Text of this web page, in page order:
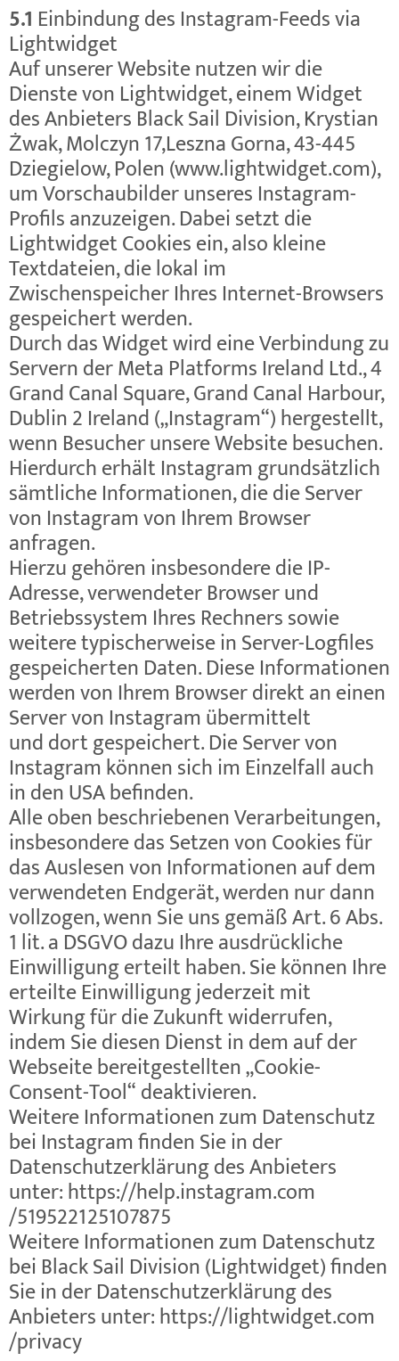
5.1 Einbindung des Instagram-Feeds via
Lightwidget
Auf unserer Website nutzen wir die
Dienste von Lightwidget, einem Widget
des Anbieters Black Sail Division, Krystian
Żwak, Molczyn 17,Leszna Gorna, 43-445
Dziegielow, Polen (www.lightwidget.com),
um Vorschaubilder unseres Instagram-
Profils anzuzeigen. Dabei setzt die
Lightwidget Cookies ein, also kleine
Textdateien, die lokal im
Zwischenspeicher Ihres Internet-Browsers
gespeichert werden.
Durch das Widget wird eine Verbindung zu
Servern der Meta Platforms Ireland Ltd., 4
Grand Canal Square, Grand Canal Harbour,
Dublin 2 Ireland („Instagram“) hergestellt,
wenn Besucher unsere Website besuchen.
Hierdurch erhält Instagram grundsätzlich
sämtliche Informationen, die die Server
von Instagram von Ihrem Browser
anfragen.
Hierzu gehören insbesondere die IP-
Adresse, verwendeter Browser und
Betriebssystem Ihres Rechners sowie
weitere typischerweise in Server-Logfiles
gespeicherten Daten. Diese Informationen
werden von Ihrem Browser direkt an einen
Server von Instagram übermittelt
und dort gespeichert. Die Server von
Instagram können sich im Einzelfall auch
in den USA befinden.
Alle oben beschriebenen Verarbeitungen,
insbesondere das Setzen von Cookies für
das Auslesen von Informationen auf dem
verwendeten Endgerät, werden nur dann
vollzogen, wenn Sie uns gemäß Art. 6 Abs.
1 lit. a DSGVO dazu Ihre ausdrückliche
Einwilligung erteilt haben. Sie können Ihre
erteilte Einwilligung jederzeit mit
Wirkung für die Zukunft widerrufen,
indem Sie diesen Dienst in dem auf der
Webseite bereitgestellten „Cookie-
Consent-Tool“ deaktivieren.
Weitere Informationen zum Datenschutz
bei Instagram finden Sie in der
Datenschutzerklärung des Anbieters
unter:https://help.instagram.com
/519522125107875
Weitere Informationen zum Datenschutz
bei Black Sail Division (Lightwidget) finden
Sie in der Datenschutzerklärung des
Anbieters unter:https://lightwidget.com
/privacy